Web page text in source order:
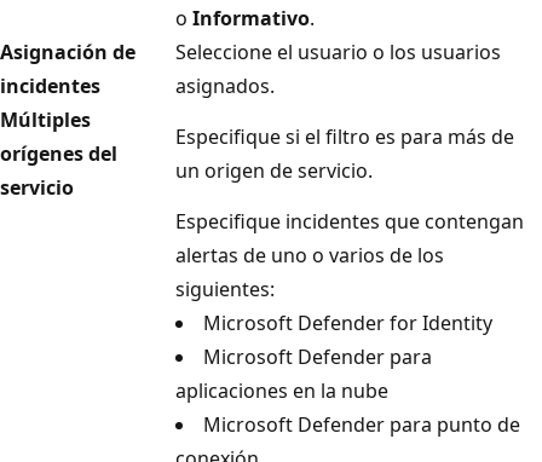
o Informativo.
Asignación de
incidentes
Seleccione el usuario o los usuarios
asignados.
Múltiples
orígenes del
servicio
Especifique si el filtro es para más de
un origen de servicio.
Especifique incidentes que contengan
alertas de uno o varios de los
siguientes:
Microsoft Defender for Identity
Microsoft Defender para
aplicaciones en la nube
Microsoft Defender para punto de